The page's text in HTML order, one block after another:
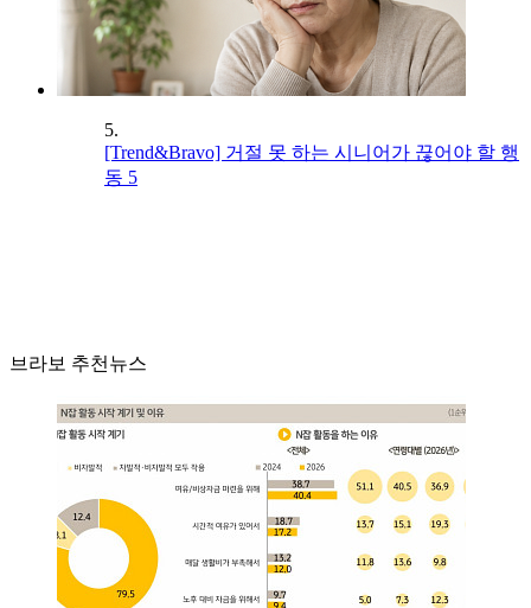
5.
[Trend&Bravo] 거절 못 하는 시니어가 끊어야 할 행
동 5
브라보 추천뉴스